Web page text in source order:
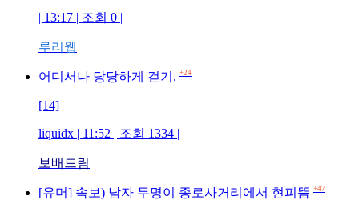
| 13:17 | 조회 0 |
루리웹
어디서나 당당하게 걷기. +24
[14]
liquidx | 11:52 | 조회 1334 |
보배드림
[유머] 속보) 남자 두명이 종로사거리에서 현피뜸 +47